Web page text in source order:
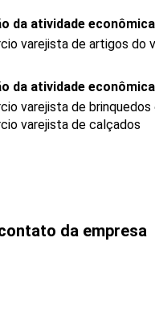
da atividade
varejista de artigos do
da atividade
varejista de
varejista de calçados
da empresa